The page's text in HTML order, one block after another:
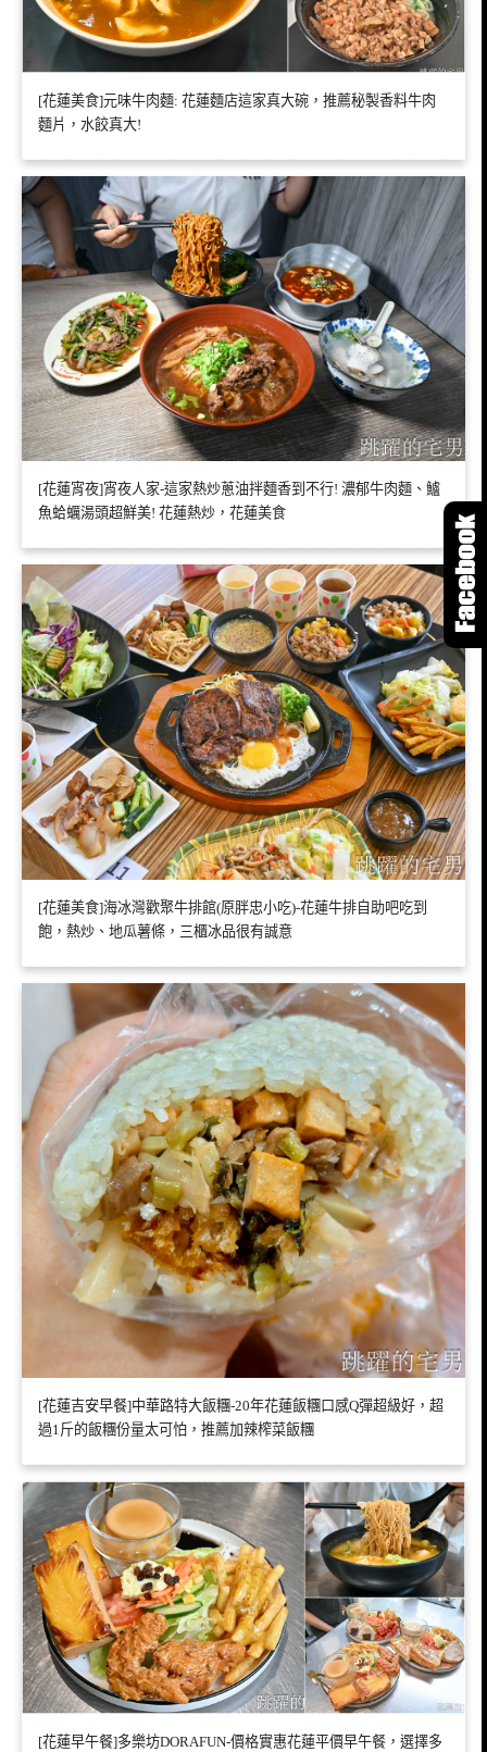
[花蓮美食]元味牛肉麵: 花蓮麵店這家真大碗，推薦秘製香料牛肉
麵片，水餃真大!
[花蓮宵夜]宵夜人家-這家熱炒蔥油拌麵香到不行! 濃郁牛肉麵、鱸
魚蛤蠣湯頭超鮮美! 花蓮熱炒，花蓮美食
[花蓮美食]海冰灣歡聚牛排館(原胖忠小吃)-花蓮牛排自助吧吃到
飽，熱炒、地瓜薯條，三櫃冰品很有誠意
[花蓮吉安早餐]中華路特大飯糰-20年花蓮飯糰口感Q彈超級好，超
過1斤的飯糰份量太可怕，推薦加辣榨菜飯糰
[花蓮早午餐]多樂坊DORAFUN-價格實惠花蓮平價早午餐，選擇多